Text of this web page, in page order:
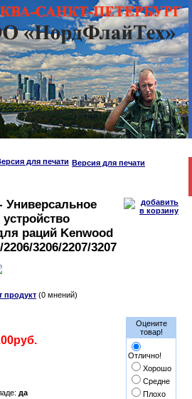
Версия для печати
Универсальное
раций Kenwood
2206/3206/2207/3207
продукт (0 мнений)
Оцените
товар!
Отлично!
Хорошо
Средне
Плохо
да